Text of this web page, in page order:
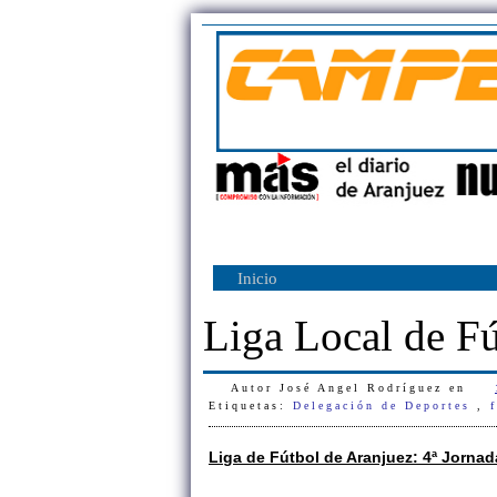
Inicio
Liga Local de
Autor José Angel Rodríguez en
Etiquetas: Delegación de Deportes
Liga de Fútbol de Aranjuez: 4ª